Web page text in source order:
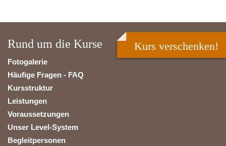
Rund um die Kurse
Fotogalerie
Häufige Fragen - FAQ
Kursstruktur
Leistungen
Voraussetzungen
Unser Level-System
Begleitpersonen
Kurs verschenken!